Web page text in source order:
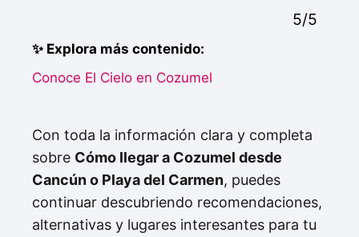
5/5
✨ Explora más contenido:
Conoce El Cielo en Cozumel
Con toda la información clara y completa
sobre Cómo llegar a Cozumel desde
Cancún o Playa del Carmen, puedes
continuar descubriendo recomendaciones,
alternativas y lugares interesantes para tu